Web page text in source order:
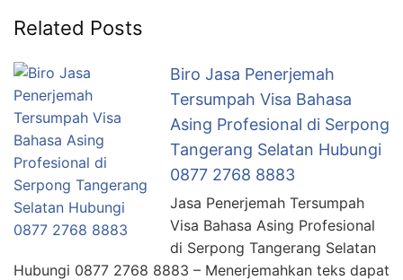
Related Posts
Biro Jasa Penerjemah
Tersumpah Visa Bahasa
Asing Profesional di Serpong
Tangerang Selatan Hubungi
0877 2768 8883
Jasa Penerjemah Tersumpah
Visa Bahasa Asing Profesional
di Serpong Tangerang Selatan
Hubungi 0877 2768 8883 – Menerjemahkan teks dapat